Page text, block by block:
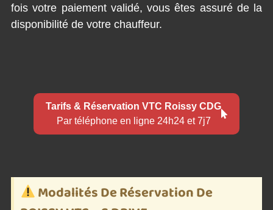
fois votre paiement validé, vous êtes assuré de la
disponibilité de votre chauffeur.
Tarifs & Réservation VTC Roissy CDG
Par téléphone en ligne 24h24 et 7j7
Modalités De Réservation De